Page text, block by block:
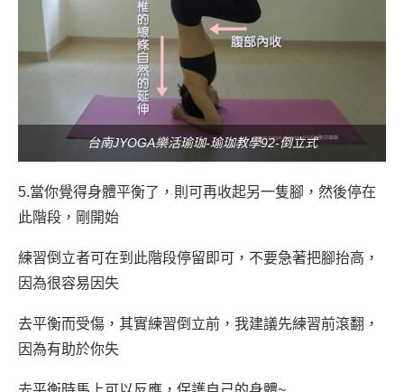
台南JYOGA樂活瑜珈-瑜珈教學92-倒立式
5.當你覺得身體平衡了 ，則可再收起另一隻腳，然後停在
此階段，剛開始
練習倒立者可在到此階段停留即可，不要急著把腳抬高，
因為很容易因失
去平衡而受傷，其實練習倒立前，我建議先練習前滾翻，
因為有助於你失